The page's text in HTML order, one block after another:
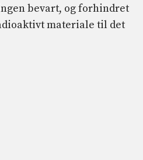
bevart, og forhindret
materiale til det